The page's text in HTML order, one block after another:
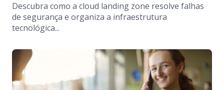
Descubra como a cloud landing zone resolve falhas
de segurança e organiza a infraestrutura
tecnológica...